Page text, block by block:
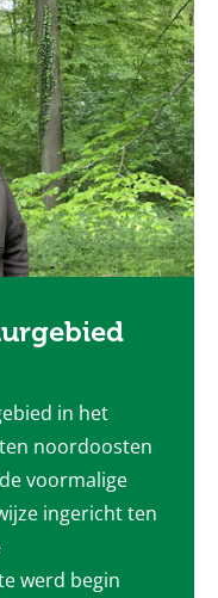
in het
noordoosten
voormalige
ingericht ten
werd begin